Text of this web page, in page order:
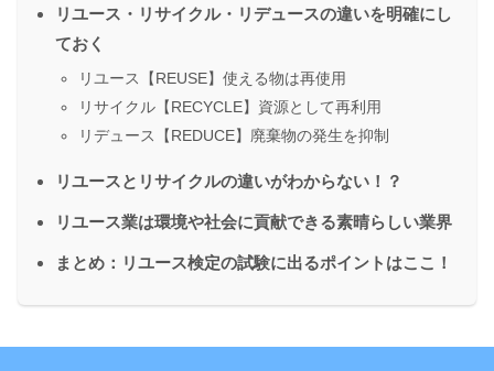
リユース・リサイクル・リデュースの違いを明確にし
ておく
リユース【REUSE】使える物は再使用
リサイクル【RECYCLE】資源として再利用
リデュース【REDUCE】廃棄物の発生を抑制
リユースとリサイクルの違いがわからない！？
リユース業は環境や社会に貢献できる素晴らしい業界
まとめ：リユース検定の試験に出るポイントはここ！